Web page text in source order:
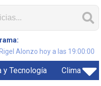
Alonzo hoy a las 19:00:00
y Tecnología Clima